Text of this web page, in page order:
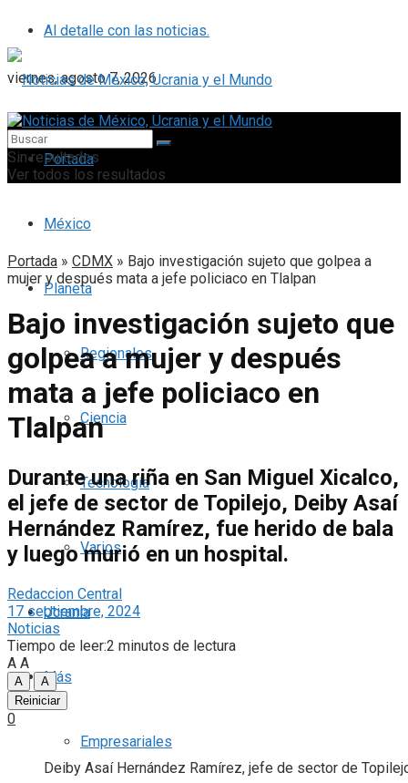
Al detalle con las noticias.
viernes, agosto 7, 2026
Portada
México
Planeta
Regionales
Ciencia
Tecnología
Varios
Ucrania
Más
Empresariales
Sin resultados
Ver todos los resultados
Portada » CDMX » Bajo investigación sujeto que golpea a
mujer y después mata a jefe policiaco en Tlalpan
Bajo investigación sujeto que
golpea a mujer y después
mata a jefe policiaco en
Tlalpan
Durante una riña en San Miguel Xicalco,
el jefe de sector de Topilejo, Deiby Asaí
Hernández Ramírez, fue herido de bala
y luego murió en un hospital.
Redaccion Central
17 septiembre, 2024
Noticias
Tiempo de leer:2 minutos de lectura
A A
A
A
Reiniciar
0
Deiby Asaí Hernández Ramírez, jefe de sector de